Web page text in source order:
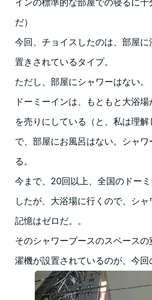
インの標準的な部屋での寝るに十
だ）
今回、チョイスしたのは、部屋に
置きされているタイプ。
ただし、部屋にシャワーはない。
ドーミーインは、もともと大浴
を売りにしている（と、私は理
で、部屋にお風呂はない。シャワ
る。
今まで、20回以上、全国のドー
したが、大浴場に行くので、シャ
記憶はゼロだ。。
そのシャワーブースのスペースの
濯機が設置されているのが、今回